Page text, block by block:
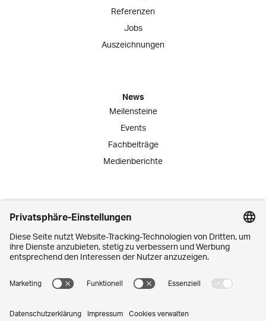
Referenzen
Jobs
Auszeichnungen
News
Meilensteine
Events
Fachbeiträge
Medienberichte
Engagement
Praktika
Schnuppertage
Mitarbeiter-Initiativen